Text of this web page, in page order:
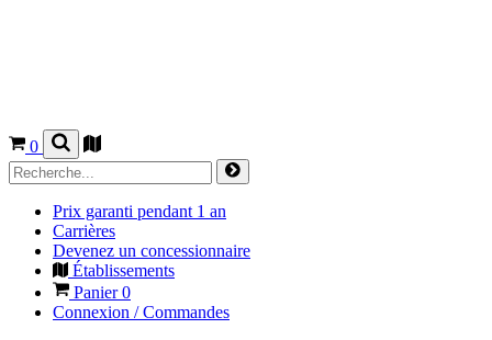
0
Prix garanti pendant 1 an
Carrières
Devenez un concessionnaire
Établissements
Panier0
Connexion / Commandes